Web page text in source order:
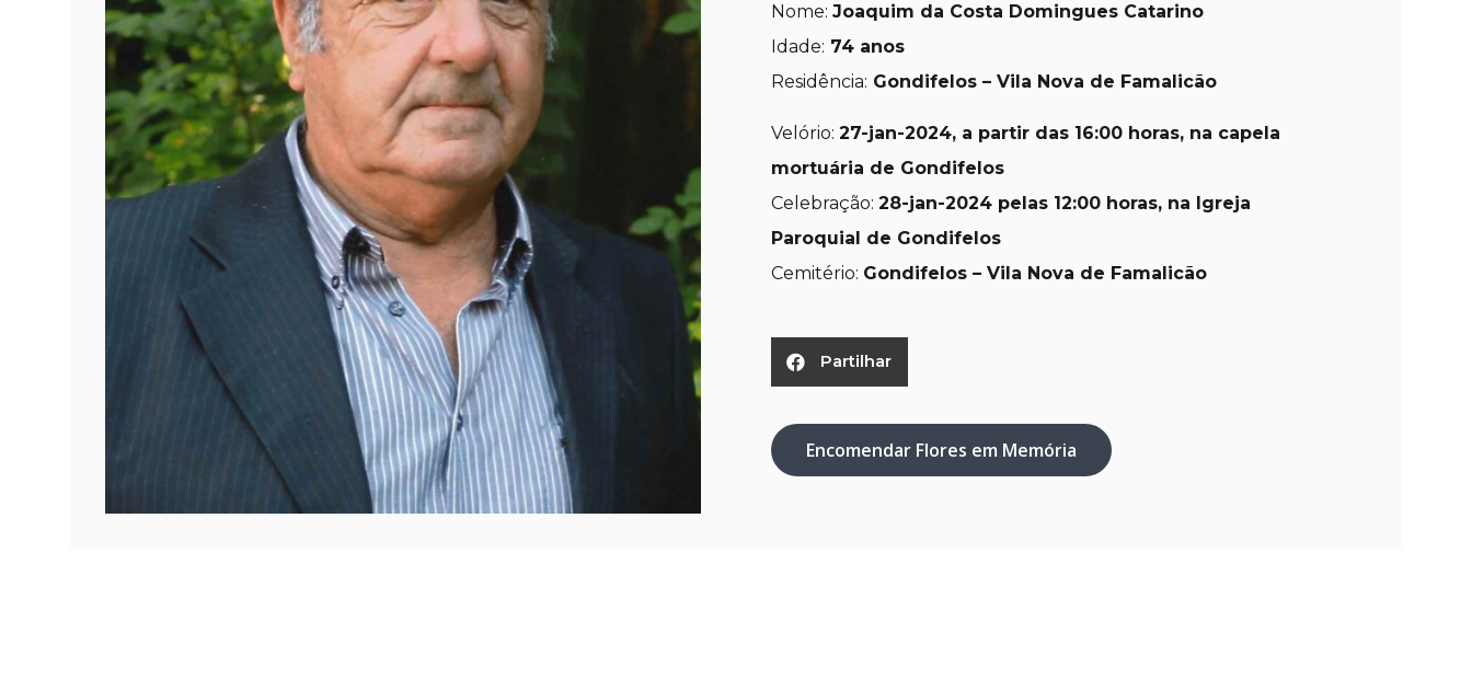
Nome: Joaquim da Costa Domingues Catarino
Idade: 74 anos
Residência: Gondifelos – Vila Nova de Famalicão
Velório: 27-jan-2024, a partir das 16:00 horas, na capela
mortuária de Gondifelos
Celebração: 28-jan-2024 pelas 12:00 horas, na Igreja
Paroquial de Gondifelos
Cemitério: Gondifelos – Vila Nova de Famalicão
Partilhar
Encomendar Flores em Memória